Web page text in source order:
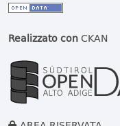
Realizzato conCKAN